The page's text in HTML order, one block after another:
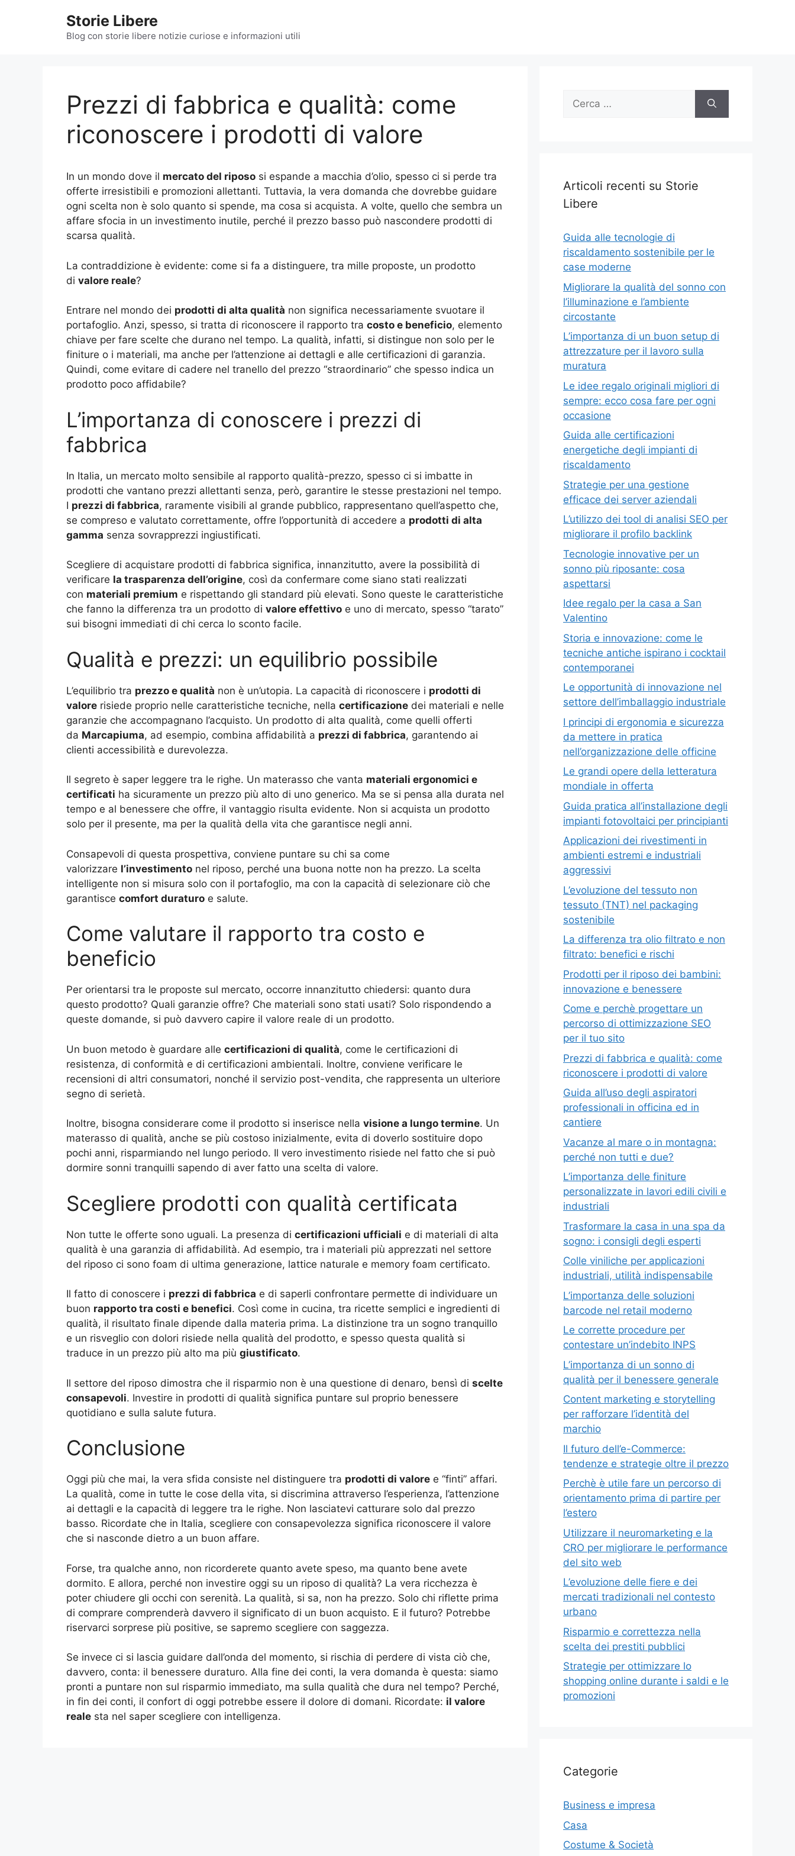
Storie Libere
Blog con storie libere notizie curiose e informazioni utili
Prezzi di fabbrica e qualità: come
riconoscere i prodotti di valore
In un mondo dove il mercato del riposo si espande a macchia d’olio, spesso ci si perde tra
offerte irresistibili e promozioni allettanti. Tuttavia, la vera domanda che dovrebbe guidare
ogni scelta non è solo quanto si spende, ma cosa si acquista. A volte, quello che sembra un
affare sfocia in un investimento inutile, perché il prezzo basso può nascondere prodotti di
scarsa qualità.
La contraddizione è evidente: come si fa a distinguere, tra mille proposte, un prodotto
di valore reale?
Entrare nel mondo dei prodotti di alta qualità non significa necessariamente svuotare il
portafoglio. Anzi, spesso, si tratta di riconoscere il rapporto tra costo e beneficio, elemento
chiave per fare scelte che durano nel tempo. La qualità, infatti, si distingue non solo per le
finiture o i materiali, ma anche per l’attenzione ai dettagli e alle certificazioni di garanzia.
Quindi, come evitare di cadere nel tranello del prezzo “straordinario” che spesso indica un
prodotto poco affidabile?
L’importanza di conoscere i prezzi di
fabbrica
In Italia, un mercato molto sensibile al rapporto qualità-prezzo, spesso ci si imbatte in
prodotti che vantano prezzi allettanti senza, però, garantire le stesse prestazioni nel tempo.
I prezzi di fabbrica, raramente visibili al grande pubblico, rappresentano quell’aspetto che,
se compreso e valutato correttamente, offre l’opportunità di accedere a prodotti di alta
gamma senza sovrapprezzi ingiustificati.
Scegliere di acquistare prodotti di fabbrica significa, innanzitutto, avere la possibilità di
verificare la trasparenza dell’origine, così da confermare come siano stati realizzati
con materiali premium e rispettando gli standard più elevati. Sono queste le caratteristiche
che fanno la differenza tra un prodotto di valore effettivo e uno di mercato, spesso “tarato”
sui bisogni immediati di chi cerca lo sconto facile.
Qualità e prezzi: un equilibrio possibile
L’equilibrio tra prezzo e qualità non è un’utopia. La capacità di riconoscere i prodotti di
valore risiede proprio nelle caratteristiche tecniche, nella certificazione dei materiali e nelle
garanzie che accompagnano l’acquisto. Un prodotto di alta qualità, come quelli offerti
da Marcapiuma, ad esempio, combina affidabilità a prezzi di fabbrica, garantendo ai
clienti accessibilità e durevolezza.
Il segreto è saper leggere tra le righe. Un materasso che vanta materiali ergonomici e
certificati ha sicuramente un prezzo più alto di uno generico. Ma se si pensa alla durata nel
tempo e al benessere che offre, il vantaggio risulta evidente. Non si acquista un prodotto
solo per il presente, ma per la qualità della vita che garantisce negli anni.
Consapevoli di questa prospettiva, conviene puntare su chi sa come
valorizzare l’investimento nel riposo, perché una buona notte non ha prezzo. La scelta
intelligente non si misura solo con il portafoglio, ma con la capacità di selezionare ciò che
garantisce comfort duraturo e salute.
Come valutare il rapporto tra costo e
beneficio
Per orientarsi tra le proposte sul mercato, occorre innanzitutto chiedersi: quanto dura
questo prodotto? Quali garanzie offre? Che materiali sono stati usati? Solo rispondendo a
queste domande, si può davvero capire il valore reale di un prodotto.
Un buon metodo è guardare alle certificazioni di qualità, come le certificazioni di
resistenza, di conformità e di certificazioni ambientali. Inoltre, conviene verificare le
recensioni di altri consumatori, nonché il servizio post-vendita, che rappresenta un ulteriore
segno di serietà.
Inoltre, bisogna considerare come il prodotto si inserisce nella visione a lungo termine. Un
materasso di qualità, anche se più costoso inizialmente, evita di doverlo sostituire dopo
pochi anni, risparmiando nel lungo periodo. Il vero investimento risiede nel fatto che si può
dormire sonni tranquilli sapendo di aver fatto una scelta di valore.
Scegliere prodotti con qualità certificata
Non tutte le offerte sono uguali. La presenza di certificazioni ufficiali e di materiali di alta
qualità è una garanzia di affidabilità. Ad esempio, tra i materiali più apprezzati nel settore
del riposo ci sono foam di ultima generazione, lattice naturale e memory foam certificato.
Il fatto di conoscere i prezzi di fabbrica e di saperli confrontare permette di individuare un
buon rapporto tra costi e benefici. Così come in cucina, tra ricette semplici e ingredienti di
qualità, il risultato finale dipende dalla materia prima. La distinzione tra un sogno tranquillo
e un risveglio con dolori risiede nella qualità del prodotto, e spesso questa qualità si
traduce in un prezzo più alto ma più giustificato.
Il settore del riposo dimostra che il risparmio non è una questione di denaro, bensì di scelte
consapevoli. Investire in prodotti di qualità significa puntare sul proprio benessere
quotidiano e sulla salute futura.
Conclusione
Oggi più che mai, la vera sfida consiste nel distinguere tra prodotti di valore e “finti” affari.
La qualità, come in tutte le cose della vita, si discrimina attraverso l’esperienza, l’attenzione
ai dettagli e la capacità di leggere tra le righe. Non lasciatevi catturare solo dal prezzo
basso. Ricordate che in Italia, scegliere con consapevolezza significa riconoscere il valore
che si nasconde dietro a un buon affare.
Forse, tra qualche anno, non ricorderete quanto avete speso, ma quanto bene avete
dormito. E allora, perché non investire oggi su un riposo di qualità? La vera ricchezza è
poter chiudere gli occhi con serenità. La qualità, si sa, non ha prezzo. Solo chi riflette prima
di comprare comprenderà davvero il significato di un buon acquisto. E il futuro? Potrebbe
riservarci sorprese più positive, se sapremo scegliere con saggezza.
Se invece ci si lascia guidare dall’onda del momento, si rischia di perdere di vista ciò che,
davvero, conta: il benessere duraturo. Alla fine dei conti, la vera domanda è questa: siamo
pronti a puntare non sul risparmio immediato, ma sulla qualità che dura nel tempo? Perché,
in fin dei conti, il confort di oggi potrebbe essere il dolore di domani. Ricordate: il valore
reale sta nel saper scegliere con intelligenza.
Ricerca
Articoli recenti su Storie
Libere
Guida alle tecnologie di
riscaldamento sostenibile per le
case moderne
Migliorare la qualità del sonno con
l’illuminazione e l’ambiente
circostante
L’importanza di un buon setup di
attrezzature per il lavoro sulla
muratura
Le idee regalo originali migliori di
sempre: ecco cosa fare per ogni
occasione
Guida alle certificazioni
energetiche degli impianti di
riscaldamento
Strategie per una gestione
efficace dei server aziendali
L’utilizzo dei tool di analisi SEO per
migliorare il profilo backlink
Tecnologie innovative per un
sonno più riposante: cosa
aspettarsi
Idee regalo per la casa a San
Valentino
Storia e innovazione: come le
tecniche antiche ispirano i cocktail
contemporanei
Le opportunità di innovazione nel
settore dell’imballaggio industriale
I principi di ergonomia e sicurezza
da mettere in pratica
nell’organizzazione delle officine
Le grandi opere della letteratura
mondiale in offerta
Guida pratica all’installazione degli
impianti fotovoltaici per principianti
Applicazioni dei rivestimenti in
ambienti estremi e industriali
aggressivi
L’evoluzione del tessuto non
tessuto (TNT) nel packaging
sostenibile
La differenza tra olio filtrato e non
filtrato: benefici e rischi
Prodotti per il riposo dei bambini:
innovazione e benessere
Come e perchè progettare un
percorso di ottimizzazione SEO
per il tuo sito
Prezzi di fabbrica e qualità: come
riconoscere i prodotti di valore
Guida all’uso degli aspiratori
professionali in officina ed in
cantiere
Vacanze al mare o in montagna:
perché non tutti e due?
L’importanza delle finiture
personalizzate in lavori edili civili e
industriali
Trasformare la casa in una spa da
sogno: i consigli degli esperti
Colle viniliche per applicazioni
industriali, utilità indispensabile
L’importanza delle soluzioni
barcode nel retail moderno
Le corrette procedure per
contestare un’indebito INPS
L’importanza di un sonno di
qualità per il benessere generale
Content marketing e storytelling
per rafforzare l’identità del
marchio
Il futuro dell’e-Commerce:
tendenze e strategie oltre il prezzo
Perchè è utile fare un percorso di
orientamento prima di partire per
l’estero
Utilizzare il neuromarketing e la
CRO per migliorare le performance
del sito web
L’evoluzione delle fiere e dei
mercati tradizionali nel contesto
urbano
Risparmio e correttezza nella
scelta dei prestiti pubblici
Strategie per ottimizzare lo
shopping online durante i saldi e le
promozioni
Categorie
Business e impresa
Casa
Costume & Società